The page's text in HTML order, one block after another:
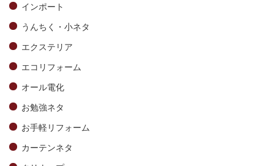
インポート
うんちく・小ネタ
エクステリア
エコリフォーム
オール電化
お勉強ネタ
お手軽リフォーム
カーテンネタ